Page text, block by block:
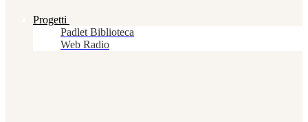
Progetti
Padlet Biblioteca
Web Radio